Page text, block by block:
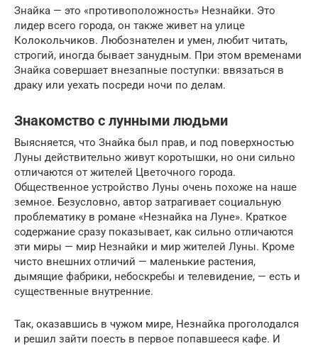
Знайка — это «противоположность» Незнайки. Это
лидер всего города, он также живет на улице
Колокольчиков. Любознателен и умен, любит читать,
строгий, иногда бывает занудным. При этом временами
Знайка совершает внезапные поступки: ввязаться в
драку или уехать посреди ночи по делам.
Знакомство с лунными людьми
Выясняется, что Знайка был прав, и под поверхностью
Луны действительно живут коротышки, но они сильно
отличаются от жителей Цветочного города.
Общественное устройство Луны очень похоже на наше
земное. Безусловно, автор затрагивает социальную
проблематику в романе «Незнайка на Луне». Краткое
содержание сразу показывает, как сильно отличаются
эти миры — мир Незнайки и мир жителей Луны. Кроме
чисто внешних отличий — маленькие растения,
дымящие фабрики, небоскребы и телевидение, — есть и
существенные внутренние.
Так, оказавшись в чужом мире, Незнайка проголодался
и решил зайти поесть в первое попавшееся кафе. И